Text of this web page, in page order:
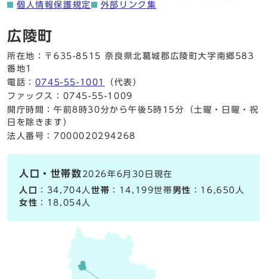
個人情報保護規定
外部リンク集
広陵町
所在地：〒635-8515 奈良県北葛城郡広陵町大字南郷583
番地1
電話： 0745-55-1001
（代表）
ファックス：0745-55-1009
開庁時間：午前8時30分から午後5時15分（土曜・日曜・祝
日を除きます）
法人番号：7000020294268
人口・世帯数 2026年6月30日現在
人口
：34,704人世帯 ：14,199世帯男性 ：16,650人
女性 ：18,054人